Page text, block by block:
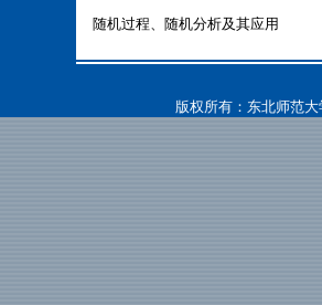
随机过程、随机分析及其应用
版权所有：东北师范